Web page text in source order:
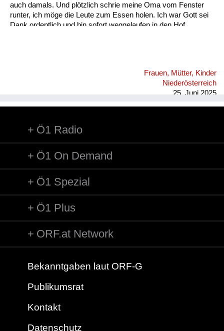
auch damals. Und plötzlich schrie meine Oma vom Fenster
runter, ich möge die Leute zum Essen holen. Ich war Gott sei
Dank ordentlich und bin sofort weggelaufen in den Hof.
Frauen, Mütter, Kinder
Niederösterreich
25. Juni 2025
Ö1 Radio
Ö1 On Demand
Ö1 Spezial
Ö1 Plus
ORF.at Network
Bekanntgaben laut ORF-G
Publikumsrat
Kontakt
Datenschutz